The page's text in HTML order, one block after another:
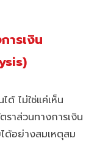
ารเงิน
ด้ ไม่ใช่แค่เห็น
าส่วนทางการเงิน
ด้อย่างสมเหตุสม